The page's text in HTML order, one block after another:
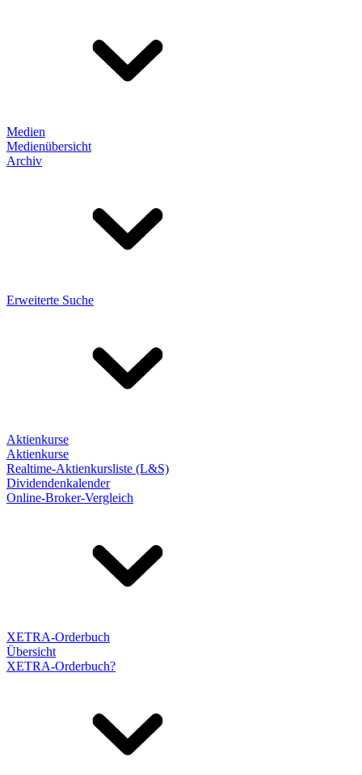
Medien
Medienübersicht
Archiv
Erweiterte Suche
Aktienkurse
Aktienkurse
Realtime-Aktienkursliste (L&S)
Dividendenkalender
Online-Broker-Vergleich
XETRA-Orderbuch
Übersicht
XETRA-Orderbuch?